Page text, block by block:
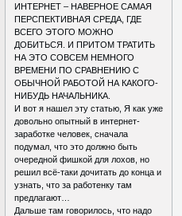
ИНТЕРНЕТ – НАВЕРНОЕ САМАЯ
ПЕРСПЕКТИВНАЯ СРЕДА, ГДЕ
ВСЕГО ЭТОГО МОЖНО
ДОБИТЬСЯ. И ПРИТОМ ТРАТИТЬ
НА ЭТО СОВСЕМ НЕМНОГО
ВРЕМЕНИ ПО СРАВНЕНИЮ С
ОБЫЧНОЙ РАБОТОЙ НА КАКОГО-
НИБУДЬ НАЧАЛЬНИКА.
И вот я нашел эту статью, Я как уже
довольно опытный в интернет-
заработке человек, сначала
подумал, что это должно быть
очередной фишкой для лохов, но
решил всё-таки дочитать до конца и
узнать, что за работенку там
предлагают…
Дальше там говорилось, что надо